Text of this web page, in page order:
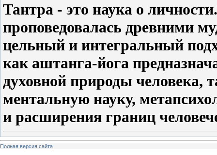
Тантра - это наука о
проповедовалась древними
цельный и интегральный
как аштанга-йога
духовной природы человека,
ментальную науку,
и расширения границ
Полная версия сайта